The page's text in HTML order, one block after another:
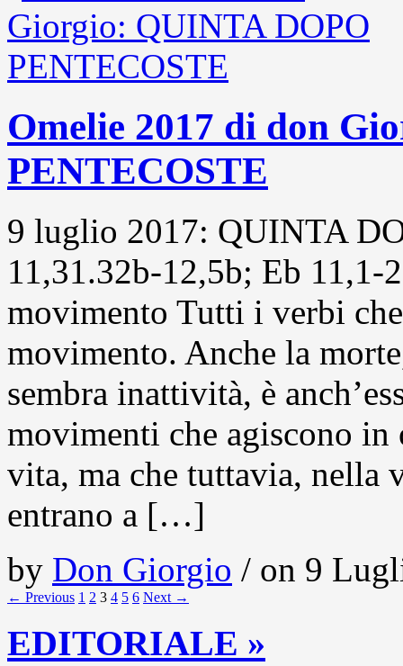
Omelie 2017 di don
PENTECOSTE
9 luglio 2017: QUINTA
11,31.32b-12,5b; Eb
movimento Tutti i verbi
movimento. Anche la
sembra inattività, è
movimenti che agiscono
vita, ma che tuttavia, nella
entrano a […]
by Don Giorgio / on 9
← Previous 1 2 3 4 5 6 Next →
EDITORIALE »